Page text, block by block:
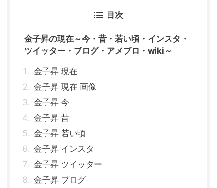
目次
金子昇の現在～今・昔・若い頃・インスタ・
ツイッター・ブログ・アメブロ・wiki～
金子昇 現在
金子昇 現在 画像
金子昇 今
金子昇 昔
金子昇 若い頃
金子昇 インスタ
金子昇 ツイッター
金子昇 ブログ